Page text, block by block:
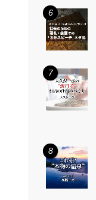
6
7
8